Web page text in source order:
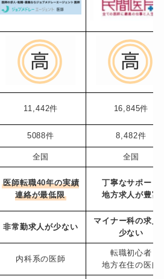
11,442件 16,845件
5088件 8,482件
全国 全国
医師転職40年の実績
連絡が最低限
丁寧なサポート
地方求人が豊富
非常勤求人が少ない
マイナー科の求人
少ない
内科系の医師
転職初心者
地方在住の医師